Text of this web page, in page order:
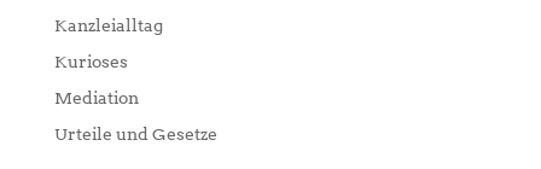
Kanzleialltag
Kurioses
Mediation
Urteile und Gesetze